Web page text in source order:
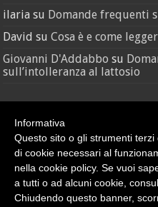
ilaria su Domande frequenti
David suCosa è e come
Giovanni D'Addabbo su
sull’intolleranza al lattosio
Credit
© Nutras Srl - Via della Pace,
Informativa
Questo sito o gli strumenti
di cookie necessari al
nella cookie policy. Se vuoi
a tutti o ad alcuni cookie,
Chiudendo questo banner,